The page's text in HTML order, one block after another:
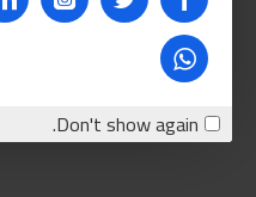
Don't show again.